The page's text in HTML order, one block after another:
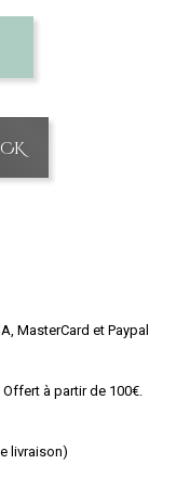
MasterCard et Paypal
à partir de 100€.
livraison)